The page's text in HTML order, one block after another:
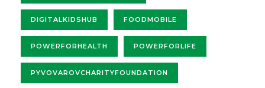
DIGITALKIDSHUB FOODMOBILE
POWERFORHEALTH POWERFORLIFE
PYVOVAROVCHARITYFOUNDATION